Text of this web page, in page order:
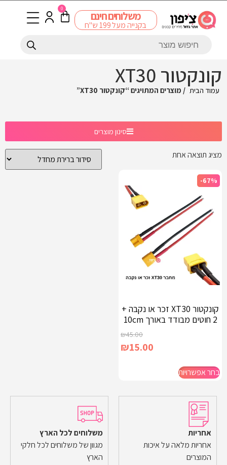
משלוחים חינם
בקנייה מעל 199 ש"ח
0
קונקטור XT30
עמוד הבית / מוצרים המתויגים “קונקטור XT30”
סינון מוצרים
מציג תוצאה אחת
-67%
קונקטור XT30 זכר או נקבה +
2 חוטים מבודד באורך 10cm
₪45.00
₪15.00
בחר אפשרויות
אחריות
אחריות מלאה על איכות
המוצרים
משלוחים לכל הארץ
מגוון של משלוחים לכל חלקי
הארץ